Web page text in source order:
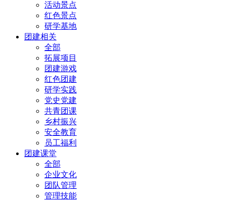
活动景点
红色景点
研学基地
团建相关
全部
拓展项目
团建游戏
红色团建
研学实践
党史党建
共青团课
乡村振兴
安全教育
员工福利
团建课堂
全部
企业文化
团队管理
管理技能